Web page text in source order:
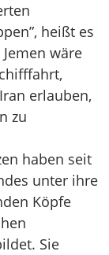
heißt es
wäre
erlauben,
zu
haben seit
unter ihre
Köpfe
Sie